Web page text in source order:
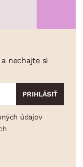
nechajte si
údajov